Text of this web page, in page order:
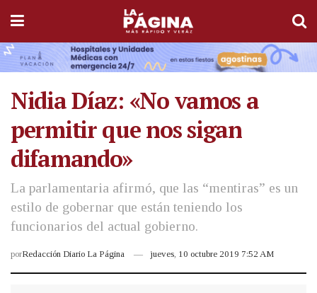
Nidia Díaz: «No vamos a
permitir que nos sigan
difamando»
La parlamentaria afirmó, que las “mentiras” es un
estilo de gobernar que están teniendo los
funcionarios del actual gobierno.
porRedacción Diario La Página jueves, 10 octubre 2019 7:52 AM